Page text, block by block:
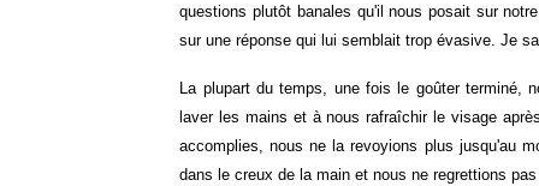
questions plutôt banales qu'il nous posait sur
sur une réponse qui lui semblait trop évasive. Je
La plupart du temps, une fois le goûter terminé,
laver les mains et à nous rafraîchir le visage
accomplies, nous ne la revoyions plus jusqu'au
dans le creux de la main et nous ne regrettions